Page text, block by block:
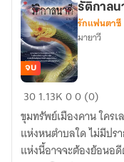
รัติ
นาคี
[จบ]​
จบ
รัติกาลน
รักแฟนตาซี
มายาวี
301.13K00 (0)
ขุมทรัพย์เมืองคาน ใคร
แห่งหนตำบลใด ไม่มีปร
แห่งนี้อาจจะต้องย้อนอ